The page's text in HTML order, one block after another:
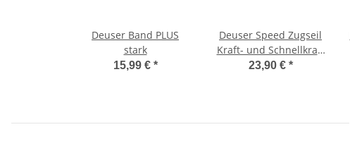
Deuser Band PLUS
stark
15,99 € *
Deuser Speed Zugseil
Kraft- und Schnellkraft
119301
23,90 € *